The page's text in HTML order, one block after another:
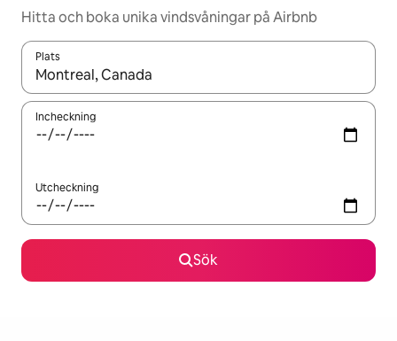
Hitta och boka unika vindsvåningar på Airbnb
Plats
När resultaten är tillgängliga kan du navigera med upp- och
Incheckning
Utcheckning
Sök